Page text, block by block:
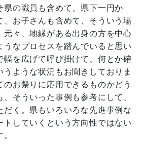
県の職員も含めて、県下一円か
、お子さんも含めて、そういう場
元々、地縁がある出身の方を中心
うなプロセスを踏んでいると思い
幅を広げて呼び掛けて、何とか確
ような状況もお聞きしておりま
お祭りに応用できるものかどう
そういった事例も参考にして、
だく。県もいろいろな先進事例な
トしていくという方向性ではない